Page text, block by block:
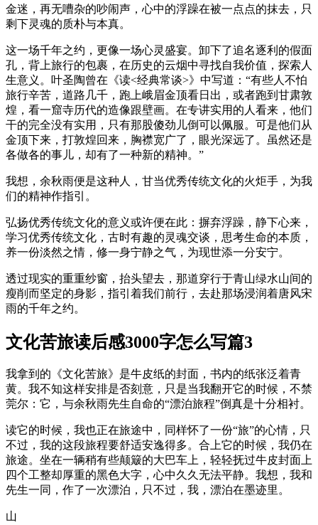
金迷，再无嘈杂的吵闹声，心中的浮躁在被一点点的抹去，只
剩下灵魂的质朴与本真。
这一场千年之约，更像一场心灵盛宴。卸下了追名逐利的假面
孔，背上旅行的包裹，在历史的云烟中寻找自我价值，探索人
生意义。叶圣陶曾在《读<经典常谈>》中写道：“有些人不怕
旅行辛苦，道路几千，跑上峨眉金顶看日出，或者跑到甘肃敦
煌，看一窟寺历代的造像跟壁画。在专讲实用的人看来，他们
干的完全没有实用，只有那股傻劲儿倒可以佩服。可是他们从
金顶下来，打敦煌回来，胸襟宽广了，眼光深远了。虽然还是
各做各的事儿，却有了一种新的精神。”
我想，余秋雨便是这种人，甘当优秀传统文化的火炬手，为我
们的精神作指引。
弘扬优秀传统文化的意义或许便在此：摒弃浮躁，静下心来，
学习优秀传统文化，古时有趣的灵魂交谈，思考生命的本质，
养一份淡然之情，修一身宁静之气，为现世添一分安宁。
透过现实的重重纱窗，抬头望去，那道穿行于青山绿水山间的
瘦削而坚定的身影，指引着我们前行，去赴那场浸润着唐风宋
雨的千年之约。
文化苦旅读后感3000字怎么写篇3
我拿到的《文化苦旅》是牛皮纸的封面，书内的纸张泛着青
黄。我不知这样安排是否刻意，只是当我翻开它的时候，不禁
莞尔：它，与余秋雨先生自命的“漂泊旅程”倒真是十分相衬。
读它的时候，我也正在旅途中，同样怀了一份“旅”的心情，只
不过，我的这段旅程要舒适安逸得多。合上它的时候，我仍在
旅途。坐在一辆稍有些颠簸的大巴车上，轻轻抚过牛皮封面上
四个工整却厚重的黑色大字，心中久久无法平静。我想，我和
先生一同，作了一次漂泊，只不过，我，漂泊在墨迹里。
山